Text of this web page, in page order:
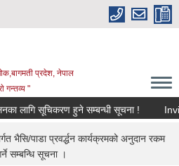
प्रदेश, नेपाल
गन्तव्य "
लागि सूचिकरण हुने सम्बन्धी सूचना !
भैसि/पाडा प्रवर्द्धन कार्यक्रमको अनुदान रकम
सम्बन्धि सूचना ।